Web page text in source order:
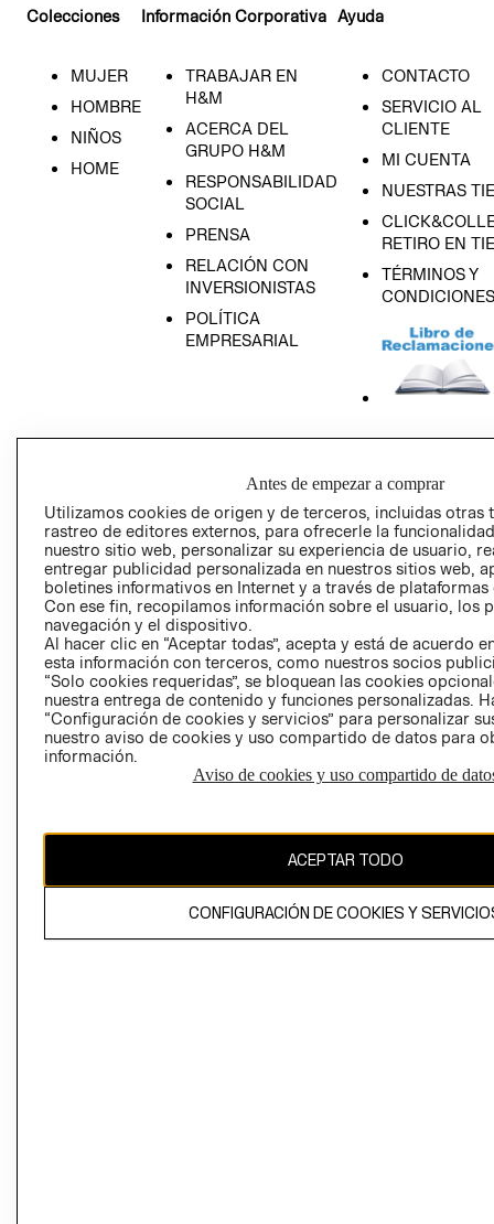
Colecciones
MUJER
HOMBRE
NIÑOS
HOME
Información Corporativa
TRABAJAR EN
H&M
ACERCA DEL
GRUPO H&M
RESPONSABILIDAD
SOCIAL
PRENSA
RELACIÓN CON
INVERSIONISTAS
POLÍTICA
EMPRESARIAL
Ayuda
CONTACTO
SERVICIO AL
CLIENTE
MI CUENTA
NUESTRAS
RETIRO EN
TÉRMINOS Y
CONDICIONES
GIFT CARD
AVISO DE
Perú (S/)
CAMBIAR REGIÓN
propiedad de H&M Hennes & Mauritz AB
Antes de empezar a comprar
Utilizamos cookies de origen y de terceros, incluidas otras
rastreo de editores externos, para ofrecerle la
nuestro sitio web, personalizar su experiencia de usuario,
entregar publicidad personalizada en nuestros sitios web,
boletines informativos en Internet y a través de plataformas
Con ese fin, recopilamos información sobre el usuario, los
navegación y el dispositivo.
Al hacer clic en “Aceptar todas”, acepta y está de acuerdo
esta información con terceros, como nuestros socios
“Solo cookies requeridas”, se bloquean las cookies
nuestra entrega de contenido y funciones personalizadas.
“Configuración de cookies y servicios” para personalizar
nuestro aviso de cookies y uso compartido de datos para
información.
Aviso de cookies y uso compartido de
ACEPTAR TODO
CONFIGURACIÓN DE COOKIES Y